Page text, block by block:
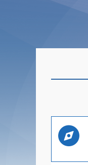
政
政